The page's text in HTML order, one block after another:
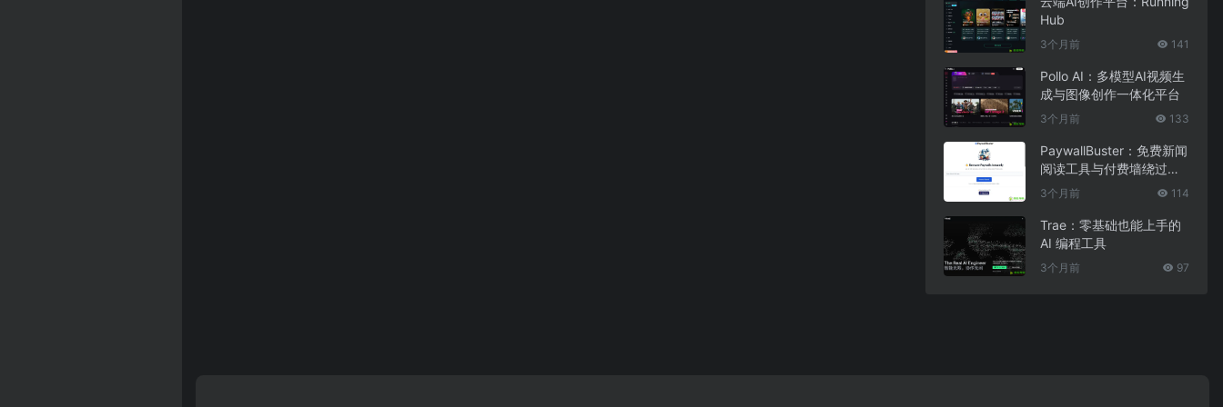
Hub
3个月前 141
Pollo AI：多模型AI视频生
成与图像创作一体化平台
3个月前 133
PaywallBuster：免费新闻
阅读工具与付费墙绕过助
手
3个月前 114
Trae：零基础也能上手的
AI 编程工具
3个月前 97